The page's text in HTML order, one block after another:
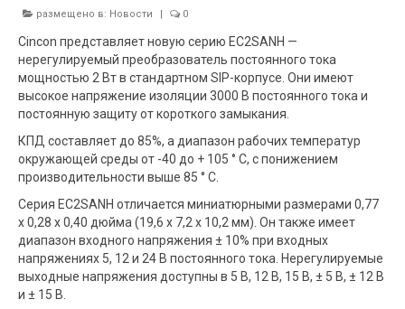
размещено в: Новости | 0
Cincon представляет новую серию EC2SANH —
нерегулируемый преобразователь постоянного тока
мощностью 2 Вт в стандартном SIP-корпусе. Они имеют
высокое напряжение изоляции 3000 В постоянного тока и
постоянную защиту от короткого замыкания.
КПД составляет до 85%, а диапазон рабочих температур
окружающей среды от -40 до + 105 ° C, с понижением
производительности выше 85 ° C.
Серия EC2SANH отличается миниатюрными размерами 0,77
x 0,28 x 0,40 дюйма (19,6 x 7,2 x 10,2 мм). Он также имеет
диапазон входного напряжения ± 10% при входных
напряжениях 5, 12 и 24 В постоянного тока. Нерегулируемые
выходные напряжения доступны в 5 В, 12 В, 15 В, ± 5 В, ± 12 В
и ± 15 В.